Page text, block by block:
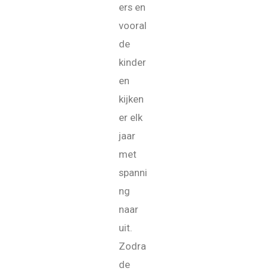
ers en
vooral
de
kinder
en
kijken
er elk
jaar
met
spanni
ng
naar
uit.
Zodra
de